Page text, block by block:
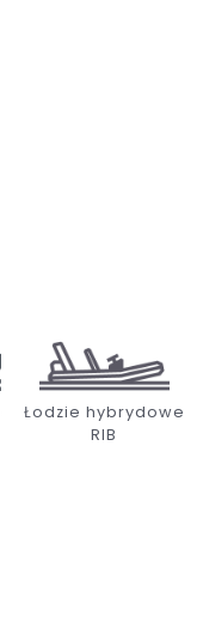
Łodzie hybrydowe
RIB